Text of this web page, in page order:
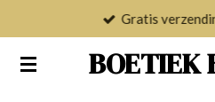
naar
BOETIEK
Gratis